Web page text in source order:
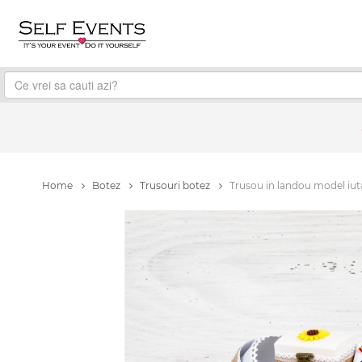
Home Botez Trusouri botez Trusou in landou model